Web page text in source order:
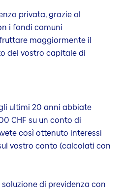
privata, grazie al
i fondi comuni
maggiormente il
del vostro capitale di
ultimi 20 anni abbiate
CHF su un conto di
così ottenuto interessi
vostro conto (calcolati con
di previdenza con